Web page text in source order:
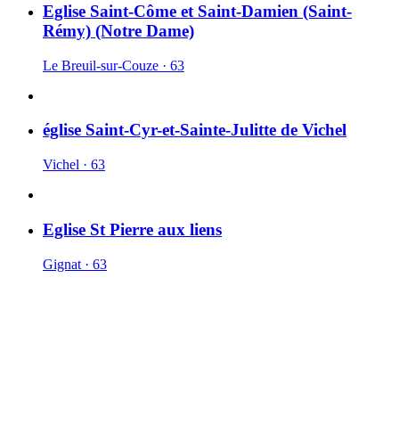
Eglise Saint-Côme et Saint-Damien (Saint-
Rémy) (Notre Dame)
Le Breuil-sur-Couze · 63
église Saint-Cyr-et-Sainte-Julitte de Vichel
Vichel · 63
Eglise St Pierre aux liens
Gignat · 63